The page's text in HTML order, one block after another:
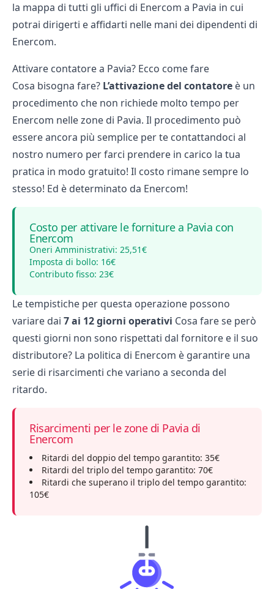
la mappa di tutti gli uffici di Enercom a Pavia in cui
potrai dirigerti e affidarti nelle mani dei dipendenti di
Enercom.
Attivare contatore a Pavia? Ecco come fare
Cosa bisogna fare? L’attivazione del contatore è un
procedimento che non richiede molto tempo per
Enercom nelle zone di Pavia. Il procedimento può
essere ancora più semplice per te contattandoci al
nostro numero per farci prendere in carico la tua
pratica in modo gratuito! Il costo rimane sempre lo
stesso! Ed è determinato da Enercom!
Costo per attivare le forniture a Pavia con
Enercom
Oneri Amministrativi: 25,51€
Imposta di bollo: 16€
Contributo fisso: 23€
Le tempistiche per questa operazione possono
variare dai 7 ai 12 giorni operativi Cosa fare se però
questi giorni non sono rispettati dal fornitore e il suo
distributore? La politica di Enercom è garantire una
serie di risarcimenti che variano a seconda del
ritardo.
Risarcimenti per le zone di Pavia di
Enercom
Ritardi del doppio del tempo garantito: 35€
Ritardi del triplo del tempo garantito: 70€
Ritardi che superano il triplo del tempo garantito:
105€